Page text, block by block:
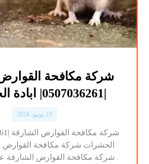
شركة مكافحة
|0507036261| ابادة الحشرات
23 يونيو، 2024
الحشرات شركة مكافحة القوارض
شركة مكافحة القوارض الشارقة